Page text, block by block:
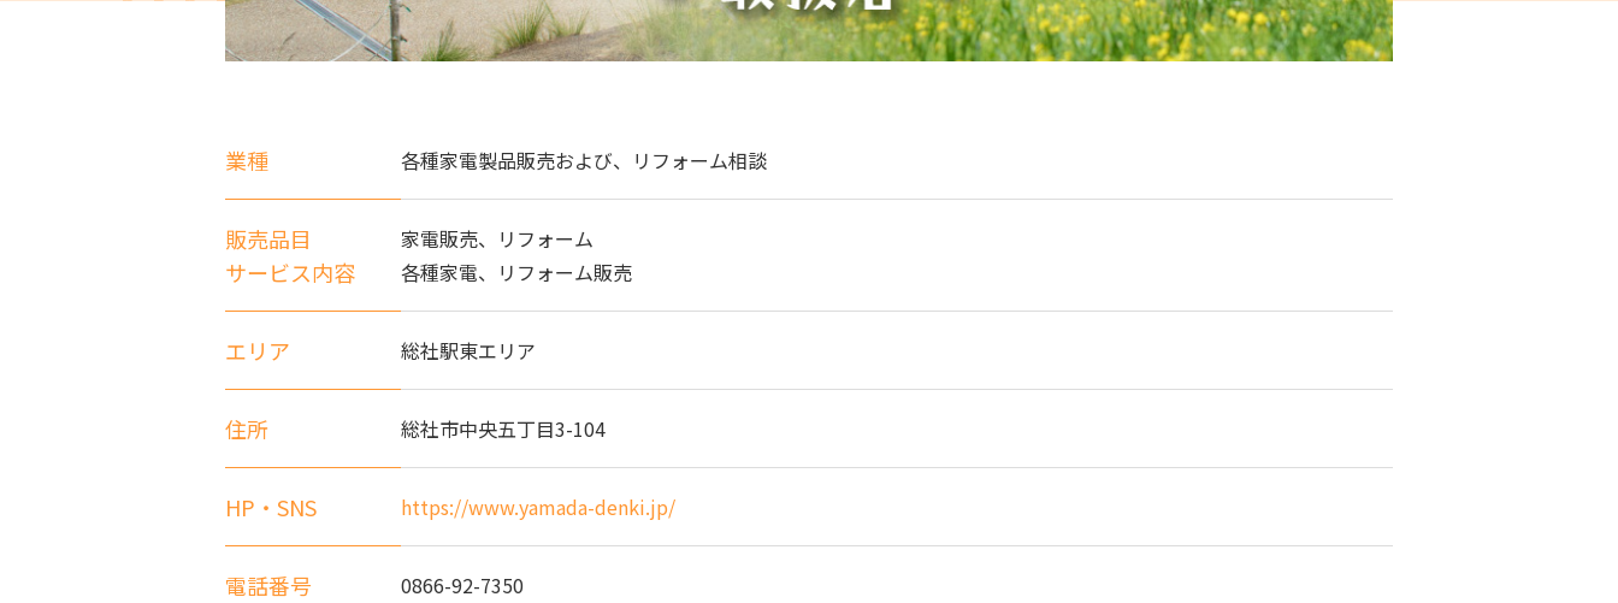
業種 各種家電製品販売および、リフォーム相談
販売品目
サービス内容
家電販売、リフォーム
各種家電、リフォーム販売
エリア 総社駅東エリア
住所 総社市中央五丁目3-104
HP・SNS https://www.yamada-denki.jp/
電話番号 0866-92-7350